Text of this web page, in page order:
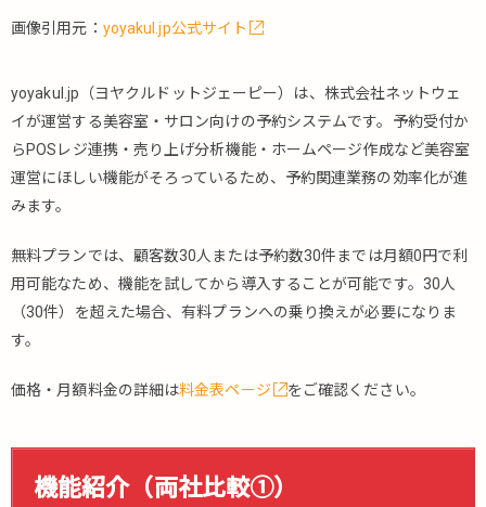
4.2.
5.
予
シ
ス
テ
の
リ
ッ
予約
テム
のポ
画像引用元： yoyakul.jp公式サイト
yoyakul.jp（ヨヤクルドットジェーピー）は、株式会社ネットウェ
イが運営する美容室・サロン向けの予約システムです。予約受付か
らPOSレジ連携・売り上げ分析機能・ホームページ作成など美容室
運営にほしい機能がそろっているため、予約関連業務の効率化が進
みます。
無料プランでは、顧客数30人または予約数30件までは月額0円で利
用可能なため、機能を試してから導入することが可能です。30人
（30件）を超えた場合、有料プランへの乗り換えが必要になりま
す。
価格・月額料金の詳細は料金表ページ をご確認ください。
機能紹介（両社比較①）